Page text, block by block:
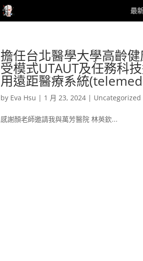
最
擔任台北醫學大學高齡
受模式UTAUT及任務科
用遠距醫療系統
by Eva Hsu | 1 月 23, 2024 | Uncategorized
感謝顏老師邀請我與萬芳醫院 林英欽...